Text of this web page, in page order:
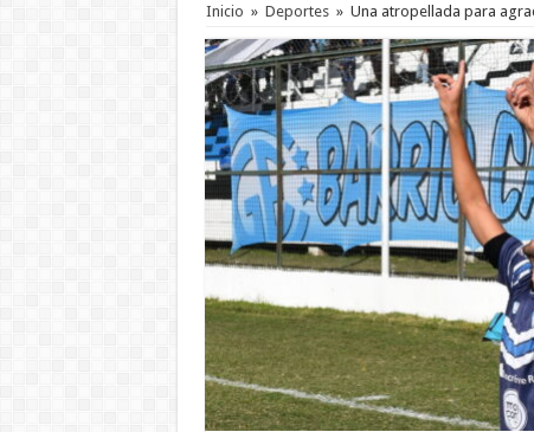
Inicio » Deportes » Una atropellada para